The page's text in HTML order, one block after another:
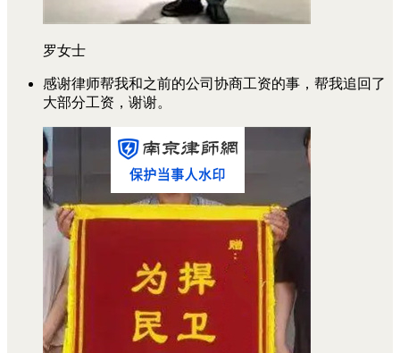
罗女士
感谢律师帮我和之前的公司协商工资的事，帮我追回了
大部分工资，谢谢。